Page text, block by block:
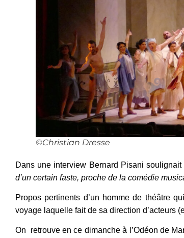
©Christian Dresse
Dans une interview Bernard Pisani
d’un certain faste, proche de la comédie
Propos pertinents d’un homme de théâtre
voyage laquelle fait de sa direction d’acteurs
On retrouve en ce dimanche à l’Odéon de